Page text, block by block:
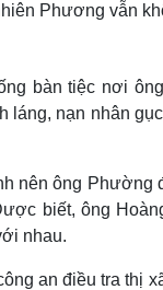
Phương vẫn
bàn tiệc nơi
láng, nạn nhân
nên ông Phường
biết, ông
nhau.
an điều tra thị